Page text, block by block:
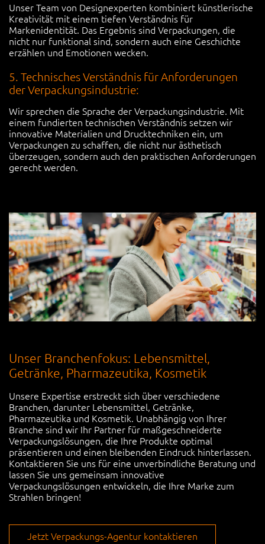
Unser Team von Designexperten kombiniert künstlerische
Kreativität mit einem tiefen Verständnis für
Markenidentität. Das Ergebnis sind Verpackungen, die
nicht nur funktional sind, sondern auch eine Geschichte
erzählen und Emotionen wecken.
5. Technisches Verständnis für Anforderungen
der Verpackungsindustrie:
Wir sprechen die Sprache der Verpackungsindustrie. Mit
einem fundierten technischen Verständnis setzen wir
innovative Materialien und Drucktechniken ein, um
Verpackungen zu schaffen, die nicht nur ästhetisch
überzeugen, sondern auch den praktischen Anforderungen
gerecht werden.
Unser Branchenfokus: Lebensmittel,
Getränke, Pharmazeutika, Kosmetik
Unsere Expertise erstreckt sich über verschiedene
Branchen, darunter Lebensmittel, Getränke,
Pharmazeutika und Kosmetik. Unabhängig von Ihrer
Branche sind wir Ihr Partner für maßgeschneiderte
Verpackungslösungen, die Ihre Produkte optimal
präsentieren und einen bleibenden Eindruck hinterlassen.
Kontaktieren Sie uns für eine unverbindliche Beratung und
lassen Sie uns gemeinsam innovative
Verpackungslösungen entwickeln, die Ihre Marke zum
Strahlen bringen!
Jetzt Verpackungs-Agentur kontaktieren